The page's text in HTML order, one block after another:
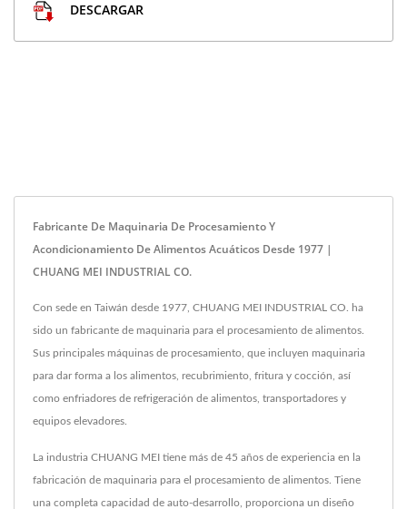
DESCARGAR
Fabricante De Maquinaria De Procesamiento Y
Acondicionamiento De Alimentos Acuáticos Desde 1977 |
CHUANG MEI INDUSTRIAL CO.
Con sede en Taiwán desde 1977, CHUANG MEI INDUSTRIAL CO. ha
sido un fabricante de maquinaria para el procesamiento de alimentos.
Sus principales máquinas de procesamiento, que incluyen maquinaria
para dar forma a los alimentos, recubrimiento, fritura y cocción, así
como enfriadores de refrigeración de alimentos, transportadores y
equipos elevadores.
La industria CHUANG MEI tiene más de 45 años de experiencia en la
fabricación de maquinaria para el procesamiento de alimentos. Tiene
una completa capacidad de auto-desarrollo, proporciona un diseño